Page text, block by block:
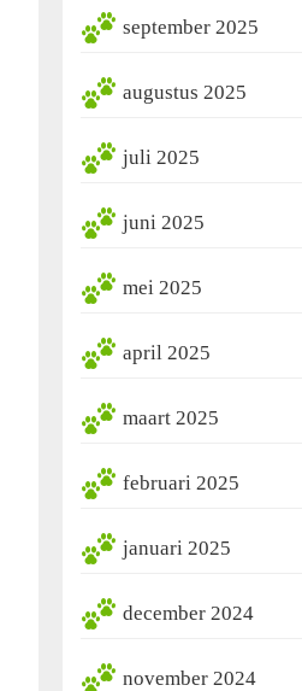
september 2025
augustus 2025
juli 2025
juni 2025
mei 2025
april 2025
maart 2025
februari 2025
januari 2025
december 2024
november 2024